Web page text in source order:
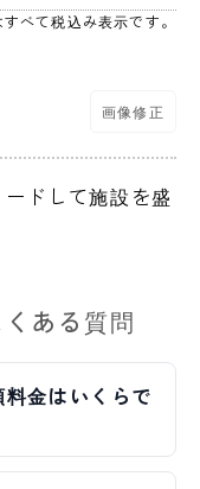
べて税込み表示です。
画像修正
ドして施設を盛
ある質問
金はいくらで